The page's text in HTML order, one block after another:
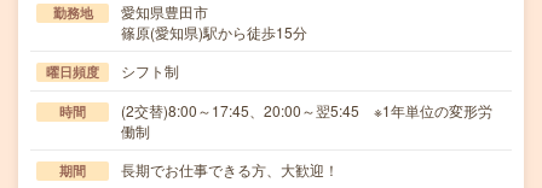
勤務地
愛知県豊田市
篠原(愛知県)駅から徒歩15分
曜日頻度 シフト制
時間
(2交替)8:00～17:45、20:00～翌5:45 ※1年単位の変形労
働制
期間 長期でお仕事できる方、大歓迎！